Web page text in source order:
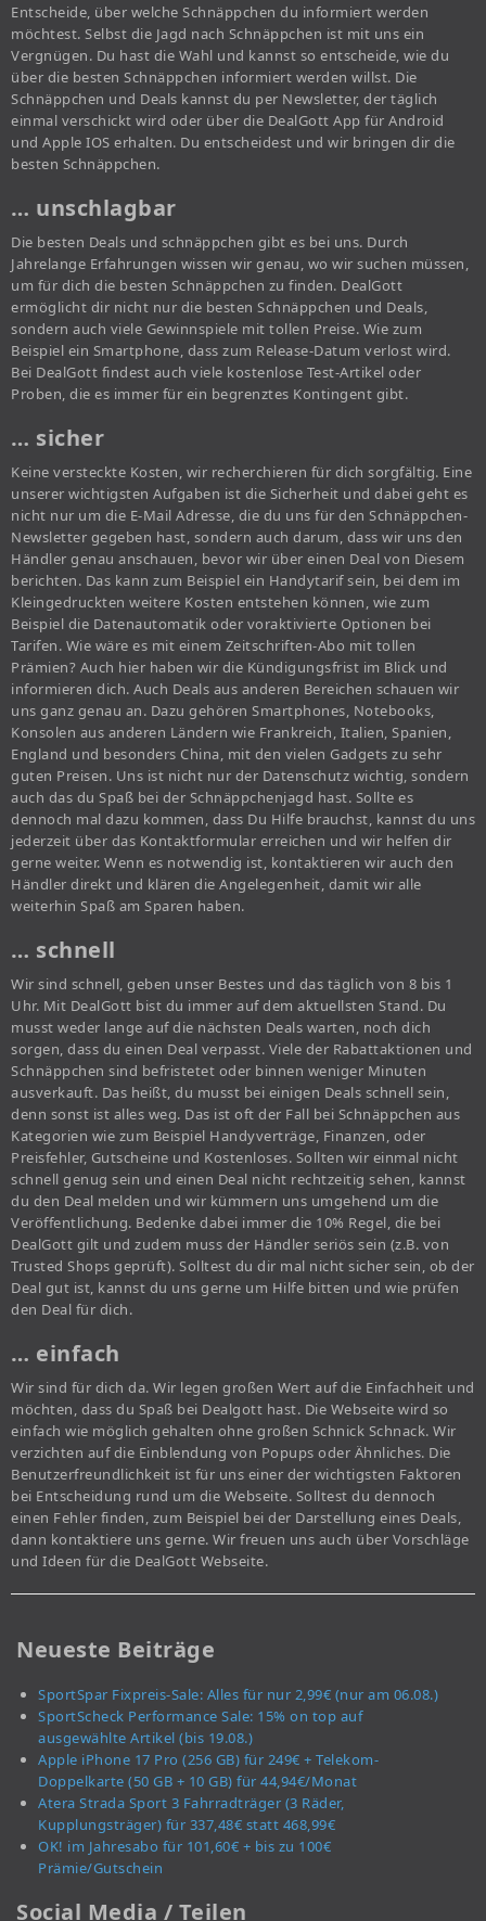
Entscheide, über welche Schnäppchen du informiert werden
möchtest. Selbst die Jagd nach Schnäppchen ist mit uns ein
Vergnügen. Du hast die Wahl und kannst so entscheide, wie du
über die besten Schnäppchen informiert werden willst. Die
Schnäppchen und Deals kannst du per Newsletter, der täglich
einmal verschickt wird oder über die DealGott App für Android
und Apple IOS erhalten. Du entscheidest und wir bringen dir die
besten Schnäppchen.
… unschlagbar
Die besten Deals und schnäppchen gibt es bei uns. Durch
Jahrelange Erfahrungen wissen wir genau, wo wir suchen müssen,
um für dich die besten Schnäppchen zu finden. DealGott
ermöglicht dir nicht nur die besten Schnäppchen und Deals,
sondern auch viele Gewinnspiele mit tollen Preise. Wie zum
Beispiel ein Smartphone, dass zum Release-Datum verlost wird.
Bei DealGott findest auch viele kostenlose Test-Artikel oder
Proben, die es immer für ein begrenztes Kontingent gibt.
… sicher
Keine versteckte Kosten, wir recherchieren für dich sorgfältig. Eine
unserer wichtigsten Aufgaben ist die Sicherheit und dabei geht es
nicht nur um die E-Mail Adresse, die du uns für den Schnäppchen-
Newsletter gegeben hast, sondern auch darum, dass wir uns den
Händler genau anschauen, bevor wir über einen Deal von Diesem
berichten. Das kann zum Beispiel ein Handytarif sein, bei dem im
Kleingedruckten weitere Kosten entstehen können, wie zum
Beispiel die Datenautomatik oder voraktivierte Optionen bei
Tarifen. Wie wäre es mit einem Zeitschriften-Abo mit tollen
Prämien? Auch hier haben wir die Kündigungsfrist im Blick und
informieren dich. Auch Deals aus anderen Bereichen schauen wir
uns ganz genau an. Dazu gehören Smartphones, Notebooks,
Konsolen aus anderen Ländern wie Frankreich, Italien, Spanien,
England und besonders China, mit den vielen Gadgets zu sehr
guten Preisen. Uns ist nicht nur der Datenschutz wichtig, sondern
auch das du Spaß bei der Schnäppchenjagd hast. Sollte es
dennoch mal dazu kommen, dass Du Hilfe brauchst, kannst du uns
jederzeit über das Kontaktformular erreichen und wir helfen dir
gerne weiter. Wenn es notwendig ist, kontaktieren wir auch den
Händler direkt und klären die Angelegenheit, damit wir alle
weiterhin Spaß am Sparen haben.
… schnell
Wir sind schnell, geben unser Bestes und das täglich von 8 bis 1
Uhr. Mit DealGott bist du immer auf dem aktuellsten Stand. Du
musst weder lange auf die nächsten Deals warten, noch dich
sorgen, dass du einen Deal verpasst. Viele der Rabattaktionen und
Schnäppchen sind befristetet oder binnen weniger Minuten
ausverkauft. Das heißt, du musst bei einigen Deals schnell sein,
denn sonst ist alles weg. Das ist oft der Fall bei Schnäppchen aus
Kategorien wie zum Beispiel Handyverträge, Finanzen, oder
Preisfehler, Gutscheine und Kostenloses. Sollten wir einmal nicht
schnell genug sein und einen Deal nicht rechtzeitig sehen, kannst
du den Deal melden und wir kümmern uns umgehend um die
Veröffentlichung. Bedenke dabei immer die 10% Regel, die bei
DealGott gilt und zudem muss der Händler seriös sein (z.B. von
Trusted Shops geprüft). Solltest du dir mal nicht sicher sein, ob der
Deal gut ist, kannst du uns gerne um Hilfe bitten und wie prüfen
den Deal für dich.
… einfach
Wir sind für dich da. Wir legen großen Wert auf die Einfachheit und
möchten, dass du Spaß bei Dealgott hast. Die Webseite wird so
einfach wie möglich gehalten ohne großen Schnick Schnack. Wir
verzichten auf die Einblendung von Popups oder Ähnliches. Die
Benutzerfreundlichkeit ist für uns einer der wichtigsten Faktoren
bei Entscheidung rund um die Webseite. Solltest du dennoch
einen Fehler finden, zum Beispiel bei der Darstellung eines Deals,
dann kontaktiere uns gerne. Wir freuen uns auch über Vorschläge
und Ideen für die DealGott Webseite.
Neueste Beiträge
SportSpar Fixpreis-Sale: Alles für nur 2,99€ (nur am 06.08.)
SportScheck Performance Sale: 15% on top auf
ausgewählte Artikel (bis 19.08.)
Apple iPhone 17 Pro (256 GB) für 249€ + Telekom-
Doppelkarte (50 GB + 10 GB) für 44,94€/Monat
Atera Strada Sport 3 Fahrradträger (3 Räder,
Kupplungsträger) für 337,48€ statt 468,99€
OK! im Jahresabo für 101,60€ + bis zu 100€
Prämie/Gutschein
Social Media / Teilen